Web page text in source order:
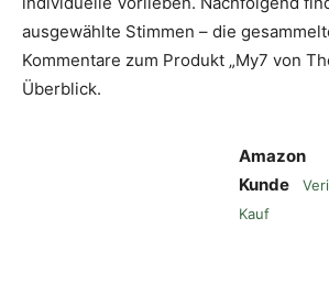
ausgewählte Stimmen – die
Kommentare zum Produkt „My7 von
Überblick.
Amazon
Kunde
Kauf